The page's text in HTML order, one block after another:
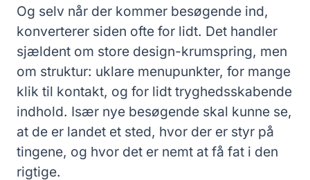
Og selv når der kommer besøgende ind,
konverterer siden ofte for lidt. Det handler
sjældent om store design-krumspring, men
om struktur: uklare menupunkter, for mange
klik til kontakt, og for lidt tryghedsskabende
indhold. Især nye besøgende skal kunne se,
at de er landet et sted, hvor der er styr på
tingene, og hvor det er nemt at få fat i den
rigtige.